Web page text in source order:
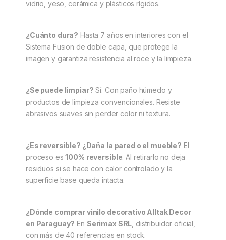
vidrio, yeso, cerámica y plásticos rígidos.
¿Cuánto dura? Hasta 7 años en interiores con el
Sistema Fusion de doble capa, que protege la
imagen y garantiza resistencia al roce y la limpieza.
¿Se puede limpiar? Sí. Con paño húmedo y
productos de limpieza convencionales. Resiste
abrasivos suaves sin perder color ni textura.
¿Es reversible? ¿Daña la pared o el mueble? El
proceso es100% reversible. Al retirarlo no deja
residuos si se hace con calor controlado y la
superficie base queda intacta.
¿Dónde comprar vinilo decorativo Alltak Decor
en Paraguay? En Serimax SRL , distribuidor oficial,
con más de 40 referencias en stock.